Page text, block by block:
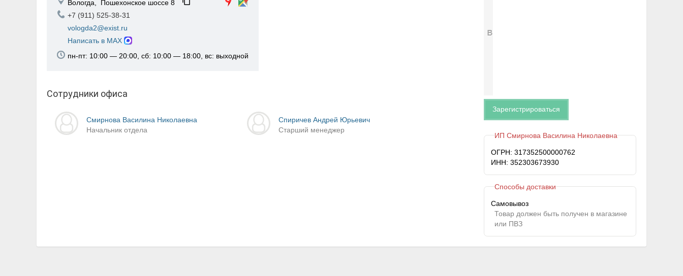
Вологда, Пошехонское шоссе 8
+7 (911) 525-38-31
vologda2@exist.ru
Написать в MAX
пн-пт: 10:00 — 20:00, сб: 10:00 — 18:00, вс: выходной
Сотрудники офиса
Смирнова Василина Николаевна
Начальник отдела
Спиричев Андрей Юрьевич
Старший менеджер
Зарегистрироваться
ИП Смирнова Василина Николаевна
ОГРН: 317352500000762
ИНН: 352303673930
Способы доставки
Самовывоз
Товар должен быть получен в магазине
или ПВЗ